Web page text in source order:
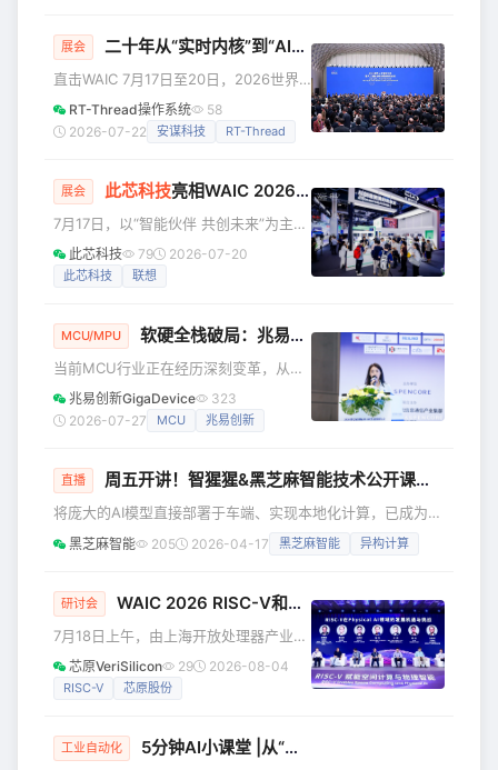
创新与产品实力。以此芯P1高性能智能体算力核心为开放底
座，此芯科技正与产业伙伴深度协同，持续推动Agentic
Compute技术演进与商业化落地。 联想
展会 二十年从“实时内核”到“AI底座”：RT-Thread睿赛德以AIOS亮相WAIC 定义端侧智能新范式|新闻速递
直击WAIC 7月17日至20日，2026世界
人工智能大会暨人工智能全球治理高级
别会议（下称“WAIC 2026”）在上海举
委、8个国家级重点实验室，汇聚超
整体规模为历年之最。国产嵌入式操作
系统领军企业RT-Thread睿赛德携端侧
AI创新方案亮相，分享端侧生成式 AI 新
RT-Thread操作系统
58
2026-07-22
安谋科技 RT-Thread
展会 此芯科技亮相WAIC 2026，全场景Agentic Compute算力矩阵首秀上海
7月17日，以“智能伙伴 共创未来”为主题
的2026世界人工智能大会（WAIC）在
上海拉开帷幕。作为国产高性能智能体
Station、Agentic Computer、Agentic
全面展示了从底层芯片、操作系统到落
地场景的端、边、云全域协同Agentic
Comp
此芯科技 79 2026-07-20
此芯科技 联想
MCU/MPU 软硬全栈破局：兆易创新GD32构建芯片之上的创新生态，让
当前MCU行业正在经历深刻变革，从单
纯硬件驱动，向端侧AI、低功耗联网、
工业高可靠等多需求叠加趋势演化。这
片进化为轻量化边缘计算平台；其次是
开发者急需统一且高效的开发工具来打
破多架构间的割裂壁垒；最后是国产
到“比拼全栈生态能力”。 面对这一命
题，软
兆易创新GigaDevice
323
2026-07-27
MCU 兆易创新
直播 周五开讲！智猩猩&黑芝麻智能技术公开课《华山A2000全新自研高效易用山海AI工具链技术解析与实操演示》
将庞大的AI模型直接部署于车端、实现本地化计算，已成为智
驾时代的必然趋势——这不仅能降低对网络通信延迟的依赖，
在算力、功耗及内存带宽上存在严格的物理约束，AI模型部署
过程中面临着算力供给不足、异构计算单元（如NPU、
CPU、ISP等）调度优化难度大等诸多现实挑战。 AI工具链作
为连接算法模
黑芝麻智能 205 2026-04-17 黑芝麻智能 异构计算
研讨会 WAIC 2026 RISC-V和物理智能论坛成功举办
7月18日上午，由上海开放处理器产业创
新中心 (SOPIC) 和芯原股份联合主办的
RISC-V和物理智能论坛在上海张江科学
江片区联动活动之一，论坛以“RISC-V赋
芯原VeriSilicon 29 2026-08-04
RISC-V 芯原股份
工业自动化 5分钟AI小课堂 |从“机械舞”到“街舞”，英特尔如何让工厂里的机器人更“靠谱”？